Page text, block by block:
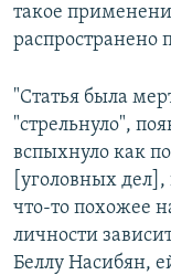
такое
распространено
"Статья была
"стрельнуло",
вспыхнуло как
[уголовных
что-то похожее
личности
Беллу Насибян,